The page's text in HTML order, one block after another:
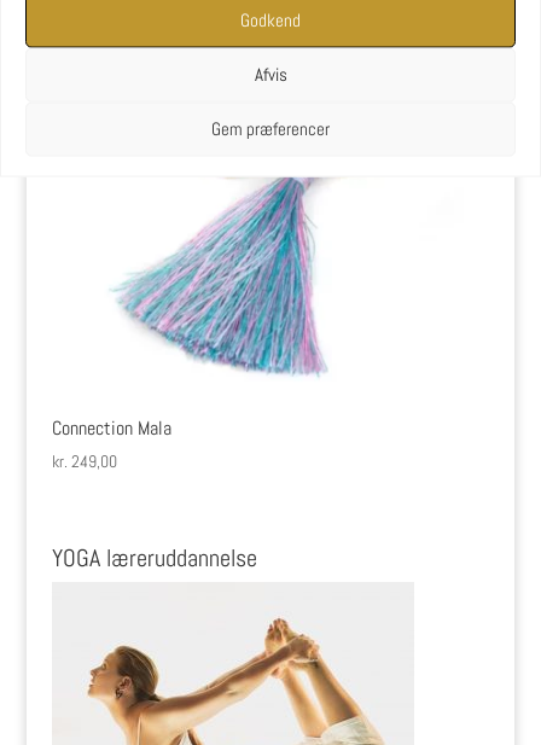
Godkend
Afvis
Gem præferencer
Connection Mala
kr. 249,00
YOGA læreruddannelse